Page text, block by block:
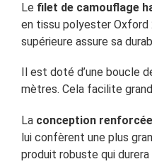
Le filet de camouflage
en tissu polyester Oxford
supérieure assure sa
Il est doté d’une boucle
mètres. Cela facilite
La conception renforcée
lui confèrent une plus
produit robuste qui